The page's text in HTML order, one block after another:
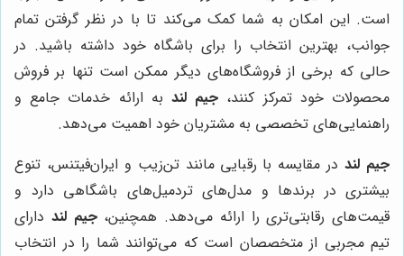
است. این امکان به شما کمک می‌کند تا با در نظر گرفتن تمام
جوانب، بهترین انتخاب را برای باشگاه خود داشته باشید. در
حالی که برخی از فروشگاه‌های دیگر ممکن است تنها بر فروش
محصولات خود تمرکز کنند، جیم لند به ارائه خدمات جامع و
راهنمایی‌های تخصصی به مشتریان خود اهمیت می‌دهد.
جیم لنددر مقایسه با رقبایی مانند تن‌زیب و ایران‌فیتنس، تنوع
بیشتری در برندها و مدل‌های تردمیل‌های باشگاهی دارد و
قیمت‌های رقابتی‌تری را ارائه می‌دهد. همچنین،جیم لند دارای
تیم مجربی از متخصصان است که می‌توانند شما را در انتخاب